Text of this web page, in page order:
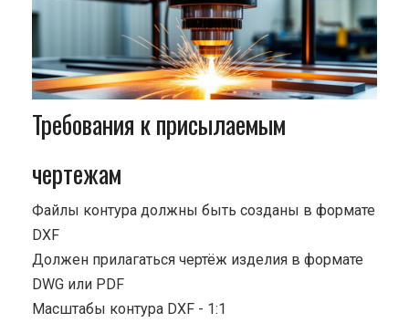
Требования к присылаемым
чертежам
Файлы контура должны быть созданы в формате
DXF
Должен прилагаться чертёж изделия в формате
DWG или PDF
Масштабы контура DXF - 1:1